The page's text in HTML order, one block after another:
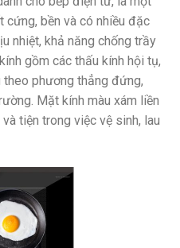
cứng, bền và có nhiều đặc
nhiệt, khả năng chống trầy
gồm các thấu kính hội tụ,
phương thẳng đứng,
Mặt kính màu xám liền
tiện trong việc vệ sinh, lau